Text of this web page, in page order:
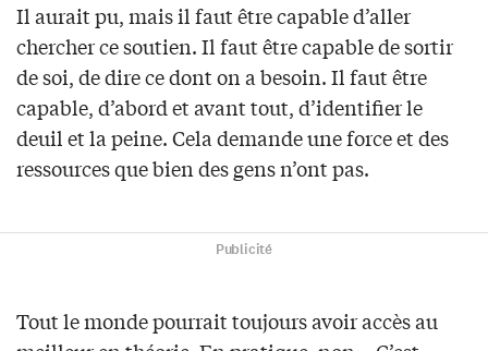
Il aurait pu, mais il faut être capable d’aller
chercher ce soutien. Il faut être capable de sortir
de soi, de dire ce dont on a besoin. Il faut être
capable, d’abord et avant tout, d’identifier le
deuil et la peine. Cela demande une force et des
ressources que bien des gens n’ont pas.
Publicité
Tout le monde pourrait toujours avoir accès au